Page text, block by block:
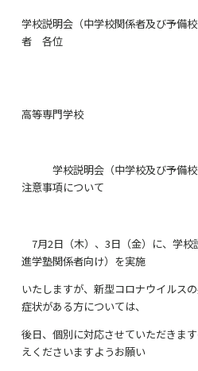
学校説明会（中学校関係者及び予備
者 各位
鹿児
高等専門学校
学校説明会（中学校及び予備校
注意事項について
7月2日（木）、3日（金）に、学校
進学塾関係者向け）を実施
いたしますが、新型コロナウイルス
症状がある方については、
後日、個別に対応させていただきま
えくださいますようお願い